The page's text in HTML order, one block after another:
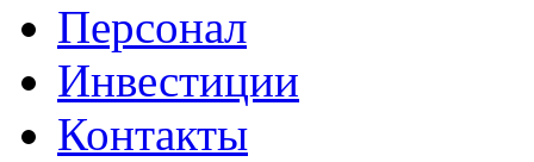
Персонал
Инвестиции
Контакты